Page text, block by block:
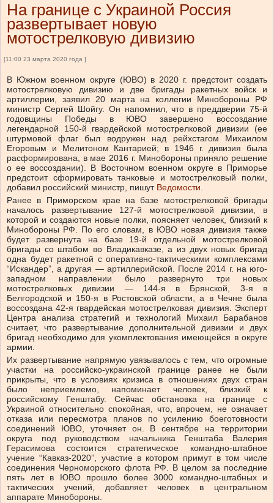
На границе с Украиной Россия
развертывает новую
мотострелковую дивизию
[11:00 23 марта 2020 года ]
В Южном военном округе (ЮВО) в 2020 г. предстоит создать
мотострелковую дивизию и две бригады ракетных войск и
артиллерии, заявил 20 марта на коллегии Минобороны РФ
министр Сергей Шойгу. Он напомнил, что в преддверии 75-й
годовщины Победы в ЮВО завершено воссоздание
легендарной 150-й гвардейской мотострелковой дивизии (ее
штурмовой флаг был водружен над рейхстагом Михаилом
Егоровым и Мелитоном Кантарией; в 1946 г. дивизия была
расформирована, в мае 2016 г. Минобороны приняло решение
о ее воссоздании). В Восточном военном округе в Приморье
предстоит сформировать танковые и мотострелковый полки,
добавил российский министр, пишут Ведомости.
Ранее в Приморском крае на базе мотострелковой бригады
началось развертывание 127-й мотострелковой дивизии, в
которой и создаются новые полки, поясняет человек, близкий к
Минобороны РФ. По его словам, в ЮВО новая дивизия также
будет развернута на базе 19-й отдельной мотострелковой
бригады со штабом во Владикавказе, а из двух новых бригад
одна будет ракетной с оперативно-тактическими комплексами
“Искандер”, а другая — артиллерийской. После 2014 г. на юго-
западном направлении было развернуто три новых
мотострелковых дивизии — 144-я в Брянской, 3-я в
Белгородской и 150-я в Ростовской области, а в Чечне была
воссоздана 42-я гвардейская мотострелковая дивизия. Эксперт
Центра анализа стратегий и технологий Михаил Барабанов
считает, что развертывание дополнительной дивизии и двух
бригад необходимо для укомплектования имеющейся в округе
армии.
Их развертывание напрямую увязывалось с тем, что огромные
участки на российско-украинской границе ранее не были
прикрыты, что в условиях кризиса в отношениях двух стран
было неприемлемо, напоминает человек, близкий к
российскому Генштабу. Сейчас обстановка на границе с
Украиной относительно спокойная, что, впрочем, не означает
отказа или пересмотра планов по усилению боеготовности
соединений ЮВО, уточняет он. В сентябре на территории
округа под руководством начальника Генштаба Валерия
Герасимова состоится стратегическое командно-штабное
учение “Кавказ-2020”, участие в котором примут в том числе
соединения Черноморского флота РФ. В целом за последние
пять лет в ЮВО прошло более 3000 командно-штабных и
тактических учений, добавляет человек в центральном
аппарате Минобороны.